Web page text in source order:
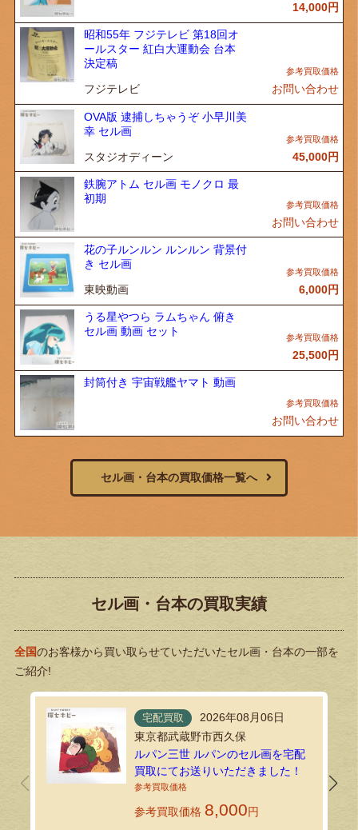
14,000円
昭和55年 フジテレビ 第18回オ
ールスター 紅白大運動会 台本
決定稿
フジテレビ お問い合わせ
OVA版 逮捕しちゃうぞ 小早川美
幸 セル画
スタジオディーン 45,000円
鉄腕アトム セル画 モノクロ 最
初期
お問い合わせ
花の子ルンルン ルンルン 背景付
き セル画
東映動画 6,000円
うる星やつら ラムちゃん 俯き
セル画 動画 セット
25,500円
封筒付き 宇宙戦艦ヤマト 動画
お問い合わせ
セル画・台本の買取価格一覧へ
セル画・台本の買取実績
全国のお客様から買い取らせていただいたセル画・台本の一部を
ご紹介!
宅配買取
2026年08月06日
東京都武蔵野市西久保
ルパン三世 ルパンのセル画を宅配
買取にてお送りいただきました！
参考買取価格 8,000円